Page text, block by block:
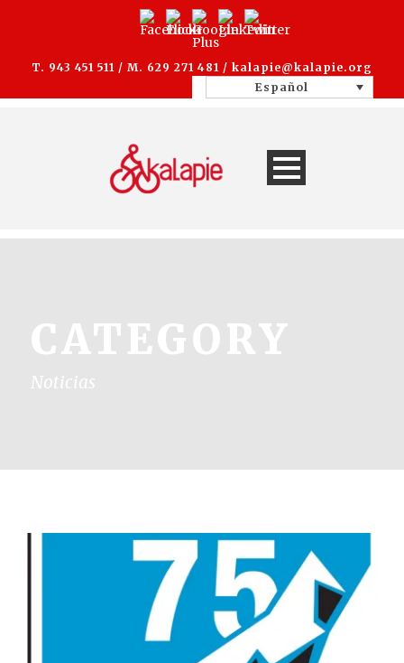
T. 943 451 511 / M. 629 271 481 / kalapie@kalapie.org
Español
CATEGORY
Noticias